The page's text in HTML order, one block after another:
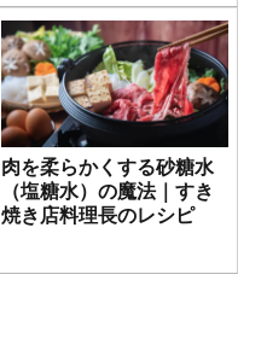
肉を柔らかくする砂糖水
（塩糖水）の魔法｜すき
焼き店料理長のレシピ